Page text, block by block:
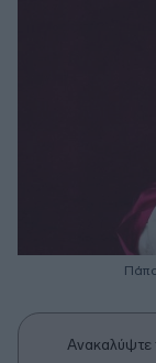
Ανακαλύψτε